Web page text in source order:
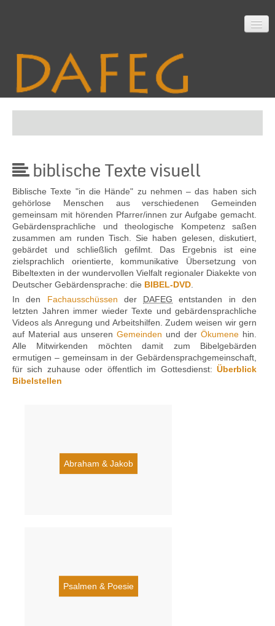
Mitarbeit
Material
Themen
Kontakt
biblische Texte visuell
Biblische Texte "in die Hände" zu nehmen – das haben sich
gehörlose Menschen aus verschiedenen Gemeinden
gemeinsam mit hörenden Pfarrer/innen zur Aufgabe gemacht.
Gebärdensprachliche und theologische Kompetenz saßen
zusammen am runden Tisch. Sie haben gelesen, diskutiert,
gebärdet und schließlich gefilmt. Das Ergebnis ist eine
zielsprachlich orientierte, kommunikative Übersetzung von
Bibeltexten in der wundervollen Vielfalt regionaler Diakekte von
Deutscher Gebärdensprache: die BIBEL-DVD
In den Fachausschüssen der DAFEG entstanden in den
letzten Jahren immer wieder Texte und gebärden­sprach­liche
Videos als Anregung und Arbeitshilfen. Zudem weisen wir gern
auf Material aus unseren Gemeinden und der Ökumene hin.
Alle Mitwirkenden möchten damit zum Bibelgebärden
ermutigen – gemeinsam in der Gebärdensprachgemeinschaft,
für sich zuhause oder öffentlich im Gottesdienst: Überblick
Bibelstellen
Abraham & Jakob
Psalmen & Poesie